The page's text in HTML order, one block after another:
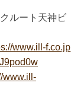
ルート天神ビ
www.ill-f.co.jp
www.ill-